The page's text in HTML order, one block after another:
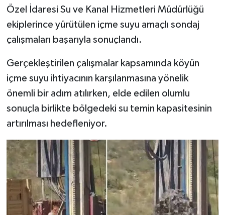
Özel İdaresi Su ve Kanal Hizmetleri Müdürlüğü
ekiplerince yürütülen içme suyu amaçlı sondaj
çalışmaları başarıyla sonuçlandı.
Gerçekleştirilen çalışmalar kapsamında köyün
içme suyu ihtiyacının karşılanmasına yönelik
önemli bir adım atılırken, elde edilen olumlu
sonuçla birlikte bölgedeki su temin kapasitesinin
artırılması hedefleniyor.